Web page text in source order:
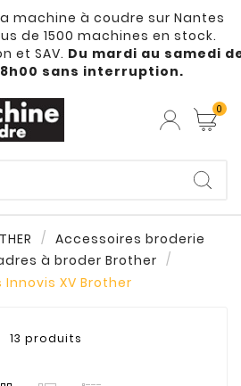
machine à coudre sur Nantes
de 1500 machines en stock.
et SAV. Du mardi au samedi
sans interruption.
0
Accessoires broderie
à broder Brother
XV Brother
13 produits